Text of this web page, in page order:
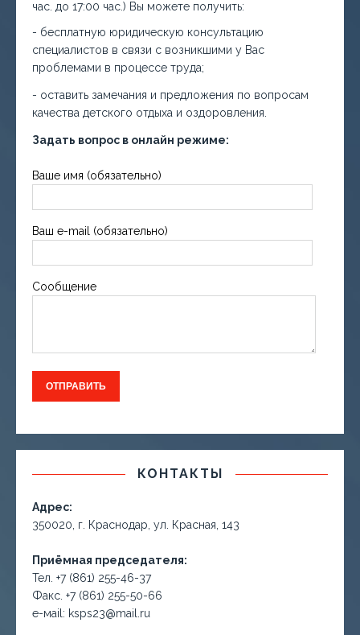
час. до 17:00 час.) Вы можете получить:
- бесплатную юридическую консультацию
специалистов в связи с возникшими у Вас
проблемами в процессе труда;
- оставить замечания и предложения по вопросам
качества детского отдыха и оздоровления.
Задать вопрос в онлайн режиме:
Ваше имя (обязательно)
Ваш e-mail (обязательно)
Сообщение
КОНТАКТЫ
Адрес:
350020, г. Краснодар, ул. Красная, 143
Приёмная председателя:
Тел. +7 (861) 255-46-37
Факс. +7 (861) 255-50-66
е-маil: ksps23@mail.ru